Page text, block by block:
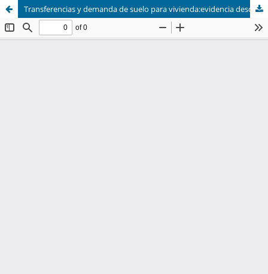
Transferencias y demanda de suelo para vivienda:evidencia desde un municipio del noroeste de México